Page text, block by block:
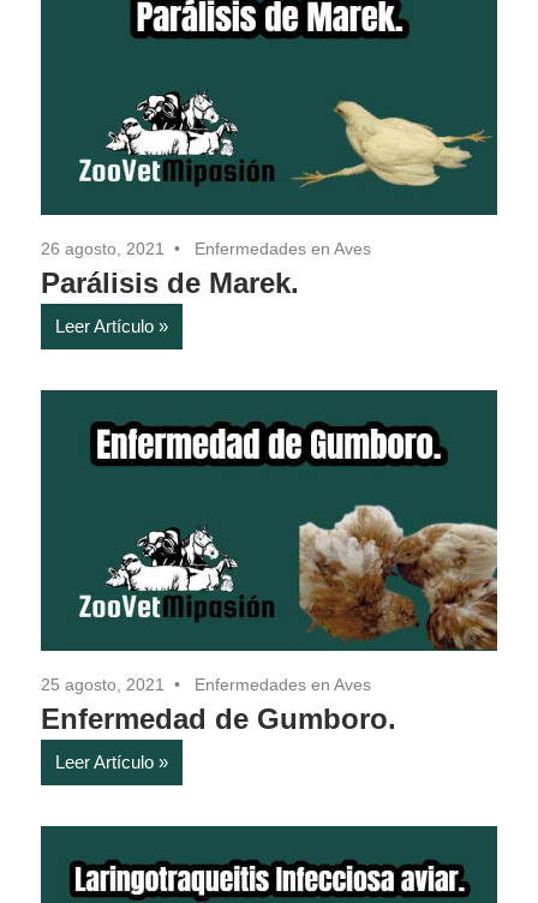
26 agosto, 2021 Enfermedades en Aves
Parálisis de Marek.
Leer Artículo
25 agosto, 2021 Enfermedades en Aves
Enfermedad de Gumboro.
Leer Artículo